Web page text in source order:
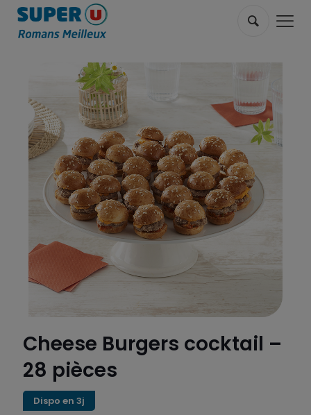
Cheese Burgers cocktail –
28 pièces
Dispo en 3j